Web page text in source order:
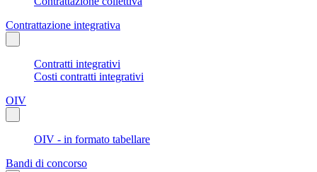
Contrattazione integrativa
Contratti integrativi
Costi contratti integrativi
OIV
OIV - in formato tabellare
Bandi di concorso